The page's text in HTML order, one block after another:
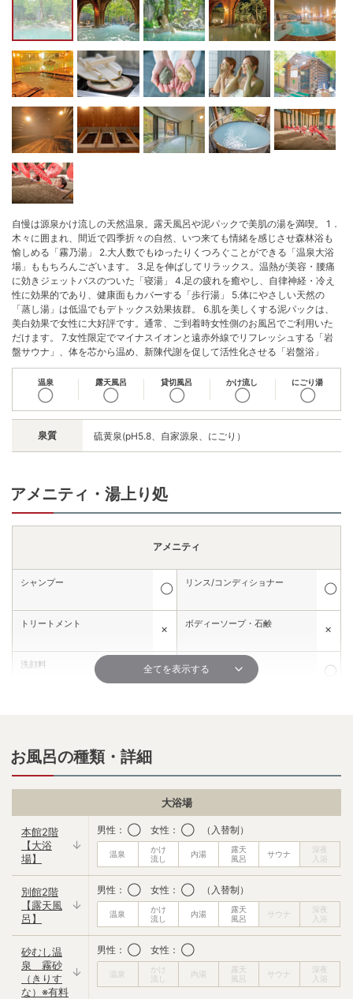
自慢は源泉かけ流しの天然温泉。露天風呂や泥パックで美肌の湯を満喫。 1．
木々に囲まれ、間近で四季折々の自然、いつ来ても情緒を感じさせ森林浴も
愉しめる「霧乃湯」 2.大人数でもゆったりくつろぐことができる「温泉大浴
場」ももちろんございます。 3.足を伸ばしてリラックス。温熱が美容・腰痛
に効きジェットバスのついた「寝湯」 4.足の疲れを癒やし、自律神経・冷え
性に効果的であり、健康面もカバーする「歩行湯」 5.体にやさしい天然の
「蒸し湯」は低温でもデトックス効果抜群。 6.肌を美しくする泥パックは、
美白効果で女性に大好評です。通常、ご到着時女性側のお風呂でご利用いた
だけます。 7.女性限定でマイナスイオンと遠赤外線でリフレッシュする「岩
盤サウナ」、体を芯から温め、新陳代謝を促して活性化させる「岩盤浴」
温泉
◯
露天風呂
◯
貸切風呂
◯
かけ流し
◯
にごり湯
◯
泉質 硫黄泉(pH5.8、自家源泉、にごり）
アメニティ・湯上り処
アメニティ
シャンプー
◯
リンス/コンディショナー
◯
トリートメント
✕
ボディーソープ・石鹸
✕
洗顔料
✕
髭剃り
◯
シャワーキャップ コットン
ボディークリーム
✕
ドライヤー
✕
綿棒
◯
歯ブラシ
✕
フェイスタオル
✕
バスタオル
✕
飲み物サービス
ベビーベッド
全てを表示する
お風呂の種類・詳細
大浴場
本館2階
【大浴
場】
男性： ◯ 女性： ◯ （入替制）
別館2階
【露天風
呂】
男性： ◯ 女性： ◯ （入替制）
砂むし温
泉 霧砂
（きりす
な）※有料
男性： ◯ 女性： ◯